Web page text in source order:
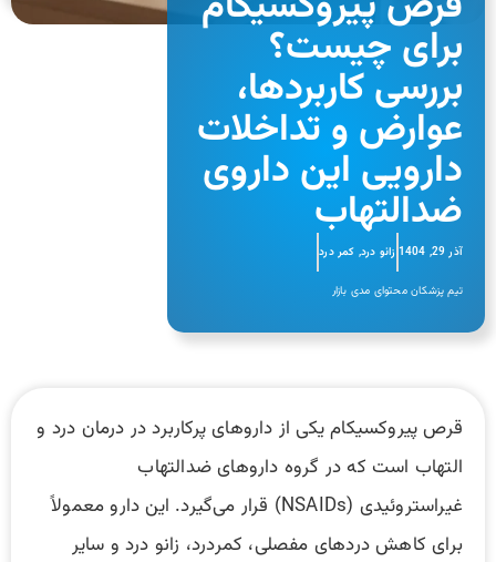
برای چیست؟
بررسی کاربردها،
عوارض و تداخلات
دارویی این داروی
ضدالتهاب
آذر 29, 1404 زانو درد, کمر درد
تیم پزشکان محتوای مدی بازار
قرص پیروکسیکام یکی از داروهای پرکاربرد در درمان درد و
التهاب است که در گروه داروهای ضدالتهاب
غیراستروئیدی (NSAIDs) قرار می‌گیرد. این دارو معمولاً
برای کاهش دردهای مفصلی، کمردرد، زانو درد و سایر